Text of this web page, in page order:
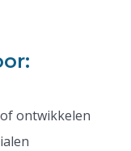
ontwikkelen